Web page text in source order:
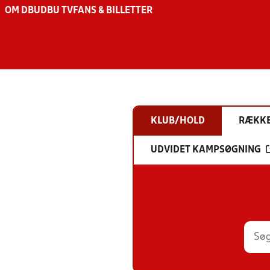
OM DBU DBU TV FANS & BILLETTER
KLUB/HOLD
UDVIDET KAMPSØGNING